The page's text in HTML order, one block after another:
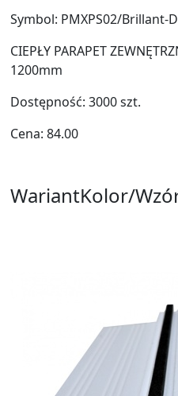
Symbol: PMXPS02/Brillant-
CIEPŁY PARAPET
1200mm
Dostępność: 3000szt.
Cena: 84.00
WariantKolor/